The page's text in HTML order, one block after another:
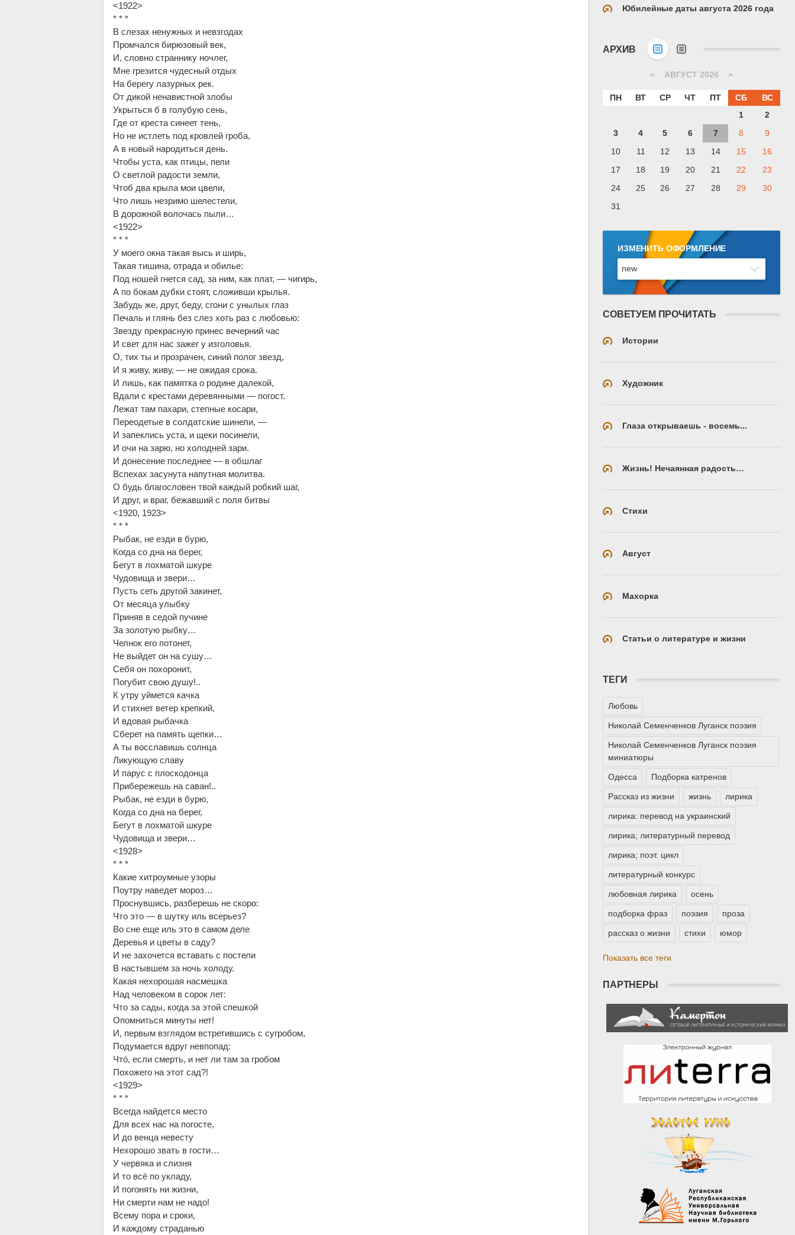
<1922>
* * *
В слезах ненужных и невзгодах
Промчался бирюзовый век,
И, словно страннику ночлег,
Мне грезится чудесный отдых
На берегу лазурных рек.
От дикой ненавистной злобы
Укрыться б в голубую сень,
Где от креста синеет тень,
Но не истлеть под кровлей гроба,
А в новый народиться день.
Чтобы уста, как птицы, пели
О светлой радости земли,
Чтоб два крыла мои цвели,
Что лишь незримо шелестели,
В дорожной волочась пыли…
<1922>
* * *
У моего окна такая высь и ширь,
Такая тишина, отрада и обилье:
Под ношей гнется сад, за ним, как плат, — чигирь,
А по бокам дубки стоят, сложивши крылья.
Забудь же, друг, беду, сгони с унылых глаз
Печаль и глянь без слез хоть раз с любовью:
Звезду прекрасную принес вечерний час
И свет для нас зажег у изголовья.
О, тих ты и прозрачен, синий полог звезд,
И я живу, живу, — не ожидая срока.
И лишь, как памятка о родине далекой,
Вдали с крестами деревянными — погост.
Лежат там пахари, степные косари,
Переодетые в солдатские шинели, —
И запеклись уста, и щеки посинели,
И очи на зарю, но холодней зари.
И донесение последнее — в обшлаг
Вспехах засунута напутная молитва.
О будь благословен твой каждый робкий шаг,
И друг, и враг, бежавший с поля битвы
<1920, 1923>
* * *
Рыбак, не езди в бурю,
Когда со дна на берег,
Бегут в лохматой шкуре
Чудовища и звери…
Пусть сеть другой закинет,
От месяца улыбку
Приняв в седой пучине
За золотую рыбку…
Челнок его потонет,
Не выйдет он на сушу…
Себя он похоронит,
Погубит свою душу!..
К утру уймется качка
И стихнет ветер крепкий,
И вдовая рыбачка
Сберет на память щепки…
А ты восславишь солнца
Ликующую славу
И парус с плоскодонца
Прибережешь на саван!..
Рыбак, не езди в бурю,
Когда со дна на берег,
Бегут в лохматой шкуре
Чудовища и звери…
<1928>
* * *
Какие хитроумные узоры
Поутру наведет мороз…
Проснувшись, разберешь не скоро:
Что это — в шутку иль всерьез?
Во сне еще иль это в самом деле
Деревья и цветы в саду?
И не захочется вставать с постели
В настывшем за ночь холоду.
Какая нехорошая насмешка
Над человеком в сорок лет:
Что за сады, когда за этой спешкой
Опомниться минуты нет!
И, первым взглядом встретившись с сугробом,
Подумается вдруг невпопад:
Чтó, если смерть, и нет ли там за гробом
Похожего на этот сад?!
<1929>
* * *
Всегда найдется место
Для всех нас на погосте,
И до венца невесту
Нехорошо звать в гости…
У червяка и слизня
И то всё по укладу,
И погонять ни жизни,
Ни смерти нам не надо!
Всему пора и сроки,
И каждому страданью
Юбилейные даты августа 2026 года
АРХИВ
« АВГУСТ 2026 »
ПН ВТ СР ЧТ ПТ СБ
ВС
1
2
3
4 5 6 7 8
9
10
11 12 13 14 15
16
17
18 19 20 21 22
23
24
25 26 27 28 29
30
31
ИЗМЕНИТЬ ОФОРМЛЕНИЕ
СОВЕТУЕМ ПРОЧИТАТЬ
Истории
Художник
Глаза открываешь - восемь...
Жизнь! Нечаянная радость…
Стихи
Август
Махорка
Статьи о литературе и жизни
ТЕГИ
Любовь
Николай Семенченков Луганск поэзия
Николай Семенченков Луганск поэзия
миниатюры
Одесса Подборка катренов
Рассказ из жизни жизнь лирика
лирика: перевод на украинский
лирика; литературный перевод
лирика; поэт. цикл
литературный конкурс
любовная лирика осень
подборка фраз поэзия проза
рассказ о жизни стихи юмор
Показать все теги
ПАРТНЕРЫ